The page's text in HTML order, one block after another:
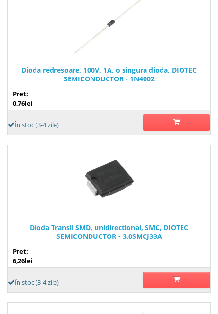
Dioda redresoare, 100V, 1A, o singura dioda, DIOTEC
SEMICONDUCTOR - 1N4002
Pret:
0,76lei
În stoc (3-4 zile)
Dioda Transil SMD, unidirectional, SMC, DIOTEC
SEMICONDUCTOR - 3.0SMCJ33A
Pret:
6,26lei
În stoc (3-4 zile)